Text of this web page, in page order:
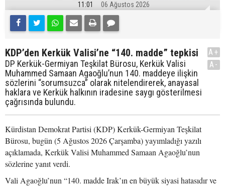
11:01 06 Ağustos 2026
KDP’den Kerkük Valisi’ne “140. madde” tepkisi
DP Kerkük-Germiyan Teşkilat Bürosu, Kerkük Valisi
Muhammed Samaan Agaoğlu’nun 140. maddeye ilişkin
sözlerini “sorumsuzca” olarak nitelendirerek, anayasal
haklara ve Kerkük halkının iradesine saygı gösterilmesi
çağrısında bulundu.
A+
A-
Kürdistan Demokrat Partisi (KDP) Kerkük-Germiyan Teşkilat
Bürosu, bugün (5 Ağustos 2026 Çarşamba) yayımladığı yazılı
açıklamada, Kerkük Valisi Muhammed Samaan Agaoğlu’nun
sözlerine yanıt verdi.
Vali Agaoğlu’nun “140. madde Irak’ın en büyük siyasi hatasıdır ve